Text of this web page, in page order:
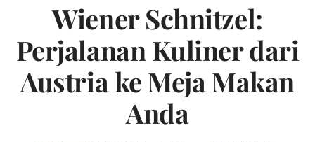
Wiener Schnitzel:
Perjalanan Kuliner dari
Austria ke Meja Makan
Anda